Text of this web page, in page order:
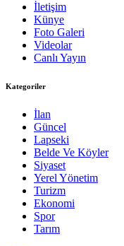
İletişim
Künye
Foto Galeri
Videolar
Canlı Yayın
Kategoriler
İlan
Güncel
Lapseki
Belde Ve Köyler
Siyaset
Yerel Yönetim
Turizm
Ekonomi
Spor
Tarım